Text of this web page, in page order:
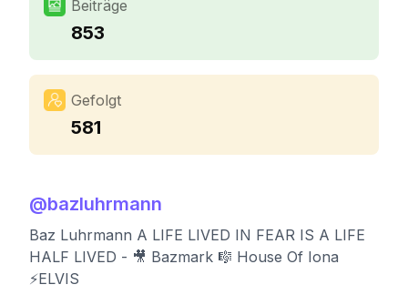
Beiträge
853
Gefolgt
581
@bazluhrmann
Baz Luhrmann A LIFE LIVED IN FEAR IS A LIFE
HALF LIVED - 🎥 Bazmark 🎼 House Of Iona
⚡️ELVIS